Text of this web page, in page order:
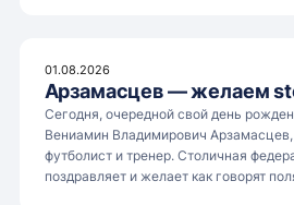
01.08.2026
Арзамасцев — желаем
Сегодня, очередной свой день
Вениамин Владимирович
футболист и тренер. Столичная
поздравляет и желает как говорят